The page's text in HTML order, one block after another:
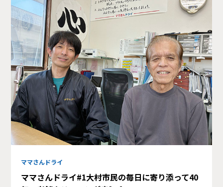
ママさんドライ
ママさんドライ#1大村市民の毎日に寄り添って40